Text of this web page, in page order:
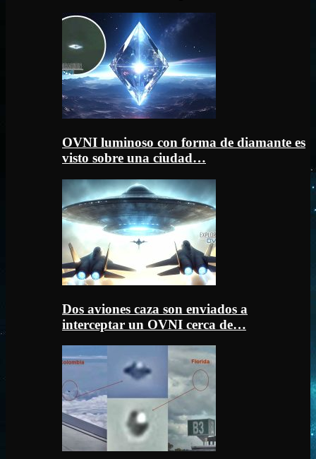
OVNI luminoso con forma de diamante es
visto sobre una ciudad…
Dos aviones caza son enviados a
interceptar un OVNI cerca de…